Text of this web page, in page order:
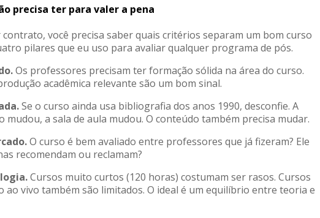
precisa ter para valer a pena
você precisa saber quais critérios separam um bom curso
pilares que eu uso para avaliar qualquer programa de pós.
Os professores precisam ter formação sólida na área do curso.
acadêmica relevante são um bom sinal.
Se o curso ainda usa bibliografia dos anos 1990, desconfie. A
mudou, a sala de aula mudou. O conteúdo também precisa mudar.
O curso é bem avaliado entre professores que já fizeram? Ele
recomendam ou reclamam?
Cursos muito curtos (120 horas) costumam ser rasos. Cursos
ao vivo também são limitados. O ideal é um equilíbrio entre teoria e